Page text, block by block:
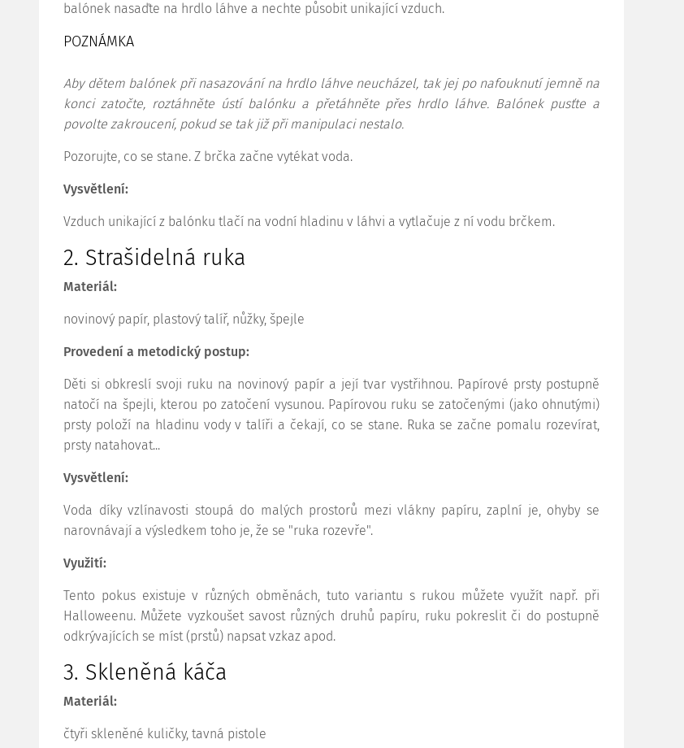
balónek nasaďte na hrdlo láhve a nechte působit unikající vzduch.
POZNÁMKA
Aby dětem balónek při nasazování na hrdlo láhve neucházel, tak jej po nafouknutí jemně na
konci zatočte, roztáhněte ústí balónku a přetáhněte přes hrdlo láhve. Balónek pusťte a
povolte zakroucení, pokud se tak již při manipulaci nestalo.
Pozorujte, co se stane. Z brčka začne vytékat voda.
Vysvětlení:
Vzduch unikající z balónku tlačí na vodní hladinu v láhvi a vytlačuje z ní vodu brčkem.
2. Strašidelná ruka
Materiál:
novinový papír, plastový talíř, nůžky, špejle
Provedení a metodický postup:
Děti si obkreslí svoji ruku na novinový papír a její tvar vystřihnou. Papírové prsty postupně
natočí na špejli, kterou po zatočení vysunou. Papírovou ruku se zatočenými (jako ohnutými)
prsty položí na hladinu vody v talíři a čekají, co se stane. Ruka se začne pomalu rozevírat,
prsty natahovat...
Vysvětlení:
Voda díky vzlínavosti stoupá do malých prostorů mezi vlákny papíru, zaplní je, ohyby se
narovnávají a výsledkem toho je, že se "ruka rozevře".
Využití:
Tento pokus existuje v různých obměnách, tuto variantu s rukou můžete využít např. při
Halloweenu. Můžete vyzkoušet savost různých druhů papíru, ruku pokreslit či do postupně
odkrývajících se míst (prstů) napsat vzkaz apod.
3. Skleněná káča
Materiál:
čtyři skleněné kuličky, tavná pistole